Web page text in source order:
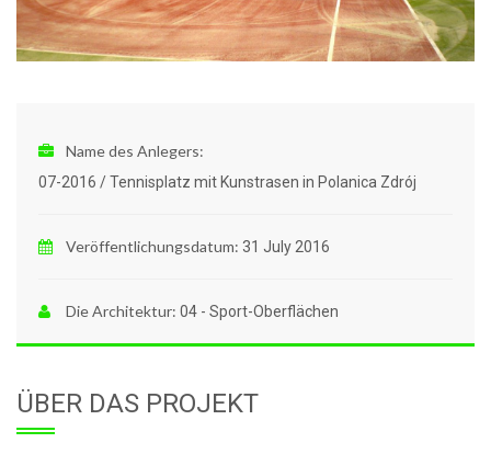
Name des Anlegers:
07-2016 / Tennisplatz mit Kunstrasen in Polanica Zdrój
Veröffentlichungsdatum: 31 July 2016
Die Architektur: 04 - Sport-Oberflächen
ÜBER DAS PROJEKT